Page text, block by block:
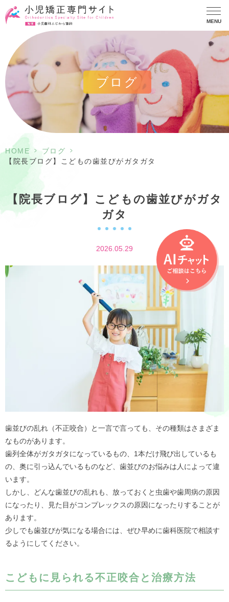
MENU
ブログ
HOME > ブログ
>
【院長ブログ】こどもの歯並びがガタガタ
【院長ブログ】こどもの歯並びがガタ
ガタ
2026.05.29
歯並びの乱れ（不正咬合）と一言で言っても、その種類はさまざま
なものがあります。
歯列全体がガタガタになっているもの、1本だけ飛び出しているも
の、奥に引っ込んでいるものなど、歯並びのお悩みは人によって違
います。
しかし、どんな歯並びの乱れも、放っておくと虫歯や歯周病の原因
になったり、見た目がコンプレックスの原因になったりすることが
あります。
少しでも歯並びが気になる場合には、ぜひ早めに歯科医院で相談す
るようにしてください。
こどもに見られる不正咬合と治療方法